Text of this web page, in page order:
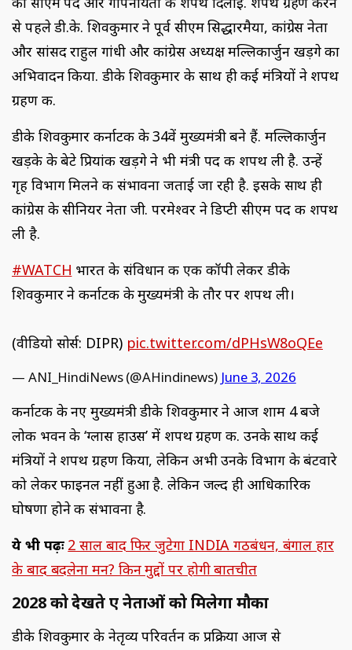
से पहले डी.के. शिवकुमार ने पूर्व सीएम सिद्धारमैया, कांग्रेस नेता
और सांसद राहुल गांधी और कांग्रेस अध्यक्ष मल्लिकार्जुन खड़गे का
अभिवादन किया. डीके शिवकुमार के साथ ही कई मंत्रियों ने शपथ
ग्रहण की.
डीके शिवकुमार कर्नाटक के 34वें मुख्यमंत्री बने हैं. मल्लिकार्जुन
खड़के के बेटे प्रियांक खड़गे ने भी मंत्री पद की शपथ ली है. उन्हें
गृह विभाग मिलने की संभावना जताई जा रही है. इसके साथ ही
कांग्रेस के सीनियर नेता जी. परमेश्वर ने डिप्टी सीएम पद की शपथ
ली है.
#WATCH भारत के संविधान की एक कॉपी लेकर डीके
शिवकुमार ने कर्नाटक के मुख्यमंत्री के तौर पर शपथ ली।
(वीडियो सोर्स: DIPR) pic.twitter.com/dPHsW8oQEe
— ANI_HindiNews (@AHindinews) June 3, 2026
कर्नाटक के नए मुख्यमंत्री डीके शिवकुमार ने आज शाम 4 बजे
लोक भवन के ‘ग्लास हाउस’ में शपथ ग्रहण की. उनके साथ कई
मंत्रियों ने शपथ ग्रहण किया, लेकिन अभी उनके विभाग के बंटवारे
को लेकर फाइनल नहीं हुआ है. लेकिन जल्द ही आधिकारिक
घोषणा होने की संभावना है.
ये भी पढ़ेंः 2 साल बाद फिर जुटेगा INDIA गठबंधन, बंगाल हार
के बाद बदलेना मन? किन मुद्दों पर होगी बातचीत
2028 को देखते हुए नेताओं को मिलेगा मौका
डीके शिवकुमार के नेतृव्य परिवर्तन की प्रक्रिया आज से